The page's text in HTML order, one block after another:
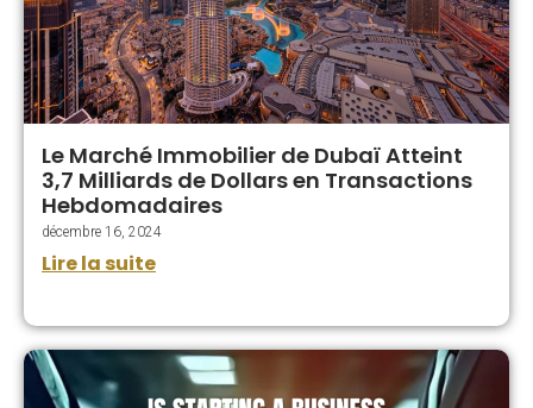
Le Marché Immobilier de Dubaï Atteint
3,7 Milliards de Dollars en Transactions
Hebdomadaires
décembre 16, 2024
Lire la suite